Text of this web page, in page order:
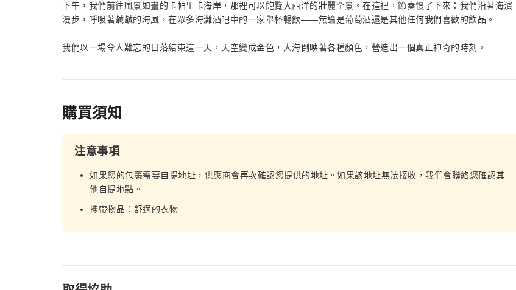
下午，我們前往風景如畫的卡帕里卡海岸，那裡可以飽覽大西洋的壯麗全景。在這裡，節奏慢了下來：我們沿著海濱
漫步，呼吸著鹹鹹的海風，在眾多海灘酒吧中的一家舉杯暢飲——無論是葡萄酒還是其他任何我們喜歡的飲品。
我們以一場令人難忘的日落結束這一天，天空變成金色，大海倒映著各種顏色，營造出一個真正神奇的時刻。
購買須知
注意事項
如果您的包裹需要自提地址，供應商會再次確認您提供的地址。如果該地址無法接收，我們會聯絡您確認其
他自提地點。
攜帶物品：舒適的衣物